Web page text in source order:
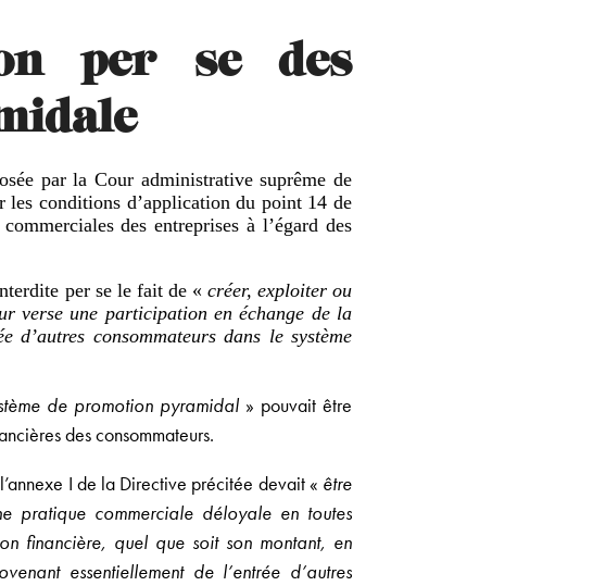
per se des
par la Cour administrative suprême de
les conditions d’application du point 14 de
des entreprises à l’égard des
per se le fait de « créer, exploiter ou
verse une participation en échange de la
d’autres consommateurs dans le système
de promotion pyramidal » pouvait être
des consommateurs.
I de la Directive précitée devait « être
pratique commerciale déloyale en toutes
financière, quel que soit son montant, en
essentiellement de l’entrée d’autres